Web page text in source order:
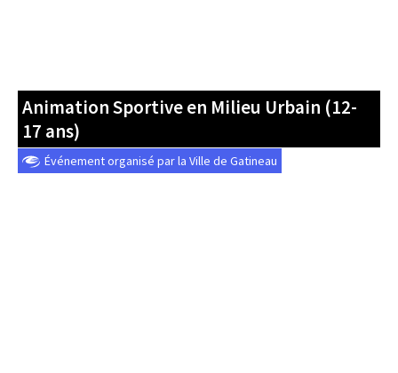
Animation Sportive en Milieu Urbain (12-
17 ans)
Événement organisé par la Ville de Gatineau